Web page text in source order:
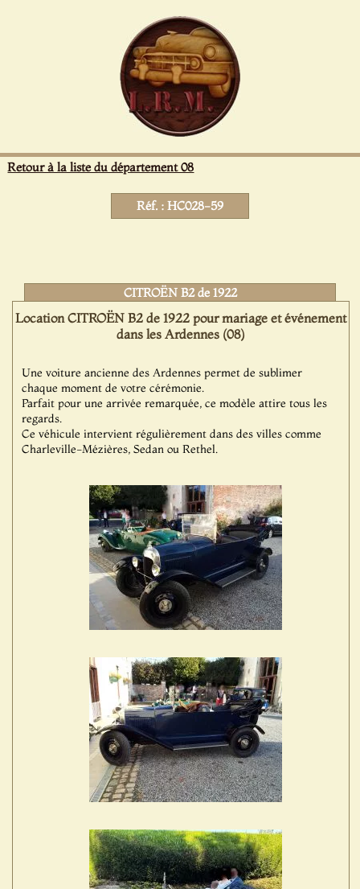
Retour à la liste du département 08
Réf. : HC028-59
CITROËN B2 de 1922
Location CITROËN B2 de 1922 pour mariage et événement
dans les Ardennes (08)
Une voiture ancienne des Ardennes permet de sublimer
chaque moment de votre cérémonie.
Parfait pour une arrivée remarquée, ce modèle attire tous les
regards.
Ce véhicule intervient régulièrement dans des villes comme
Charleville-Mézières, Sedan ou Rethel.